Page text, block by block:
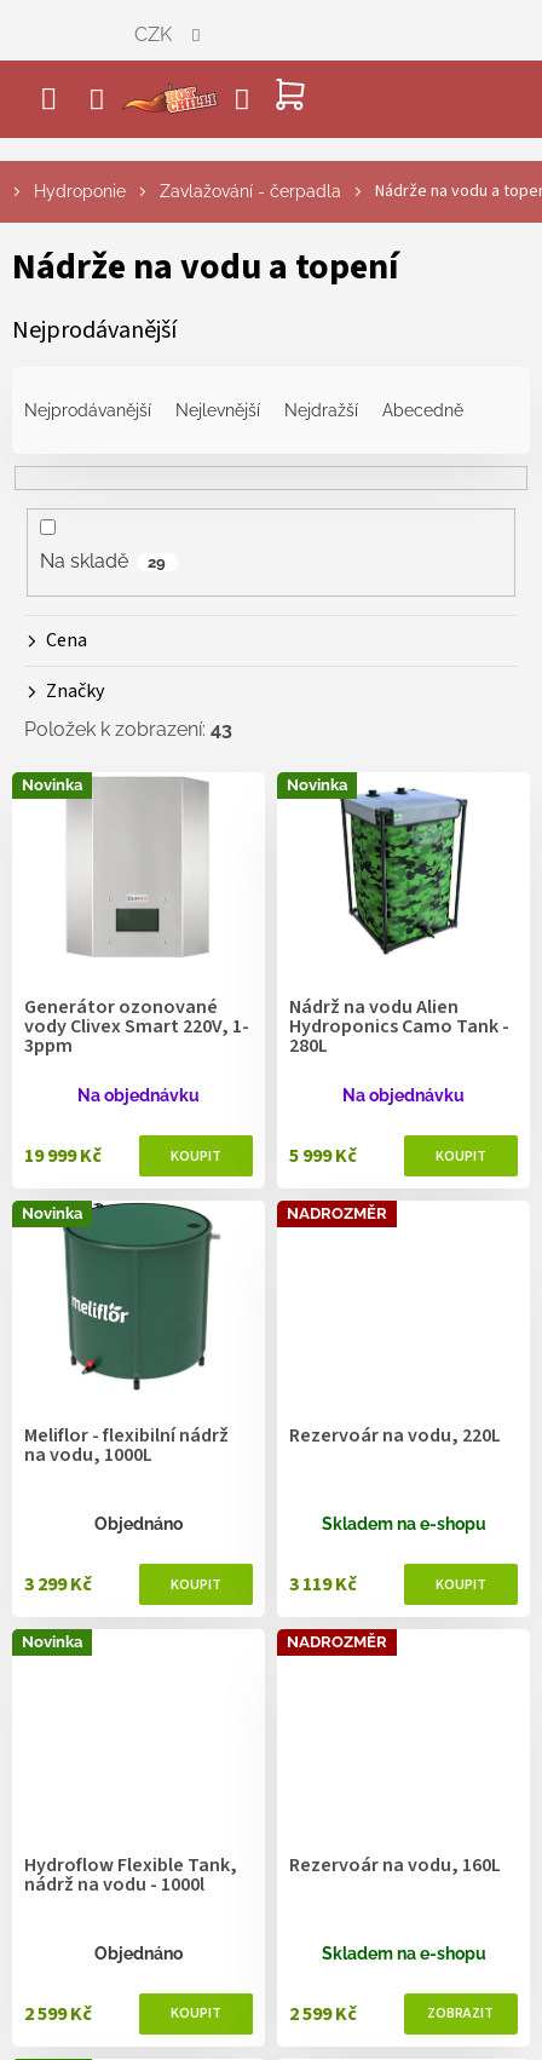
obsah
NÁKUPNÍ
KOŠÍK
CZK
Hydroponie Zavlažování - čerpadla Nádrže na vodu a
Nádrže na vodu a topení
Nejprodávanější
e
n
Nejprodávanější Nejlevnější Nejdražší Abecedně
Na skladě 29
Cena
Značky
Položek k zobrazení: 43
V
ý
Novinka
Generátor ozonované
vody Clivex Smart 220V, 1-
3ppm
Na objednávku
19 999 Kč
Novinka
Nádrž na vodu Alien
Hydroponics Camo Tank -
280L
Na objednávku
5 999 Kč
Novinka
Meliflor - flexibilní nádrž
na vodu, 1000L
Objednáno
3 299 Kč
NADROZMĚR
Rezervoár na vodu, 220L
Skladem na e-shopu
3 119 Kč
Novinka
Hydroflow Flexible Tank,
nádrž na vodu - 1000l
Objednáno
2 599 Kč
NADROZMĚR
Rezervoár na vodu, 160L
Skladem na e-shopu
2 599 Kč